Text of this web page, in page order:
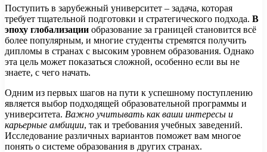
Поступить в зарубежный университет – задача, которая
требует тщательной подготовки и стратегического подхода. В
эпоху глобализации образование за границей становится всё
более популярным, и многие студенты стремятся получить
дипломы в странах с высоким уровнем образования. Однако
эта цель может показаться сложной, особенно если вы не
знаете, с чего начать.
Одним из первых шагов на пути к успешному поступлению
является выбор подходящей образовательной программы и
университета. Важно учитывать как ваши интересы и
карьерные амбиции, так и требования учебных заведений.
Исследование различных вариантов поможет вам многое
понять о системе образования в других странах.